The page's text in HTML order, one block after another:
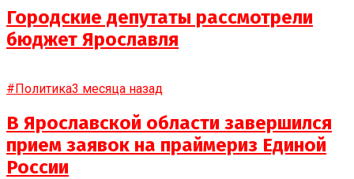
Городские депутаты рассмотрели
бюджет Ярославля
#Политика3 месяца назад
В Ярославской области завершился
прием заявок на праймериз Единой
России